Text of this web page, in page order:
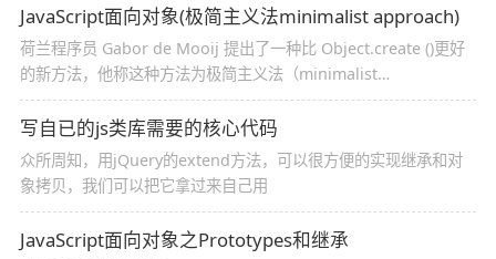
JavaScript面向对象(极简主义法minimalist approach)
荷兰程序员 Gabor de Mooij 提出了一种比 Object.create ()更好
的新方法，他称这种方法为极简主义法（minimalist
approach）。这也是我推荐的方法
写自已的js类库需要的核心代码
众所周知，用jQuery的extend方法，可以很方便的实现继承和对
象拷贝，我们可以把它拿过来自己用
JavaScript面向对象之Prototypes和继承